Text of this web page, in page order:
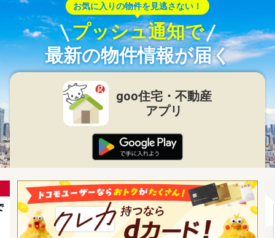
お気に入りの物件を見逃さない！
プッシュ通知で
最新の物件情報が届く
goo住宅・不動産
アプリ